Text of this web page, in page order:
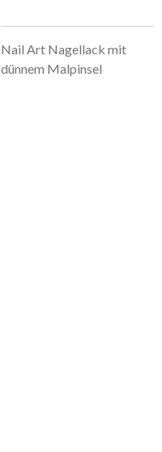
Nail Art Nagellack mit
dünnem Malpinsel